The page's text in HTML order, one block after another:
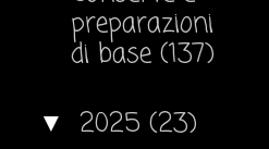
preparazioni
di base (137)
▼ 2025 (23)